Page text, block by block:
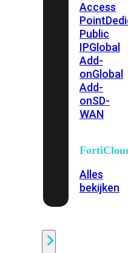
Access
Point
Public
IPGlobal
Add-
onGlobal
Add-
onSD-
WAN
Alles
bekijken